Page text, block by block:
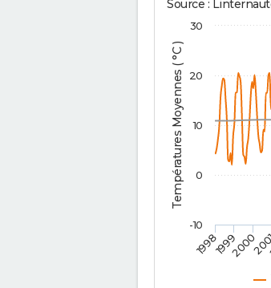
Températures Moyennes ( °C )
Source :
199819992000
-10
0
10
20
30